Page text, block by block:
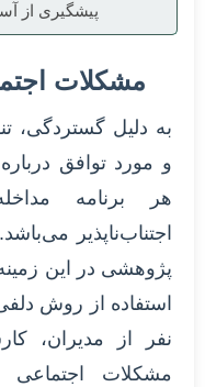
پیشگیری از
مشکلات
به دلیل گستردگی،
و مورد توافق
هر برنامه
اجتناب‌ناپذیر
پژوهشی در این
نفر از مدیران،
مشکلات اجتماعی